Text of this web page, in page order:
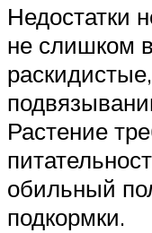
Недостатки
не слишком
Растение
обильный
подкормки.